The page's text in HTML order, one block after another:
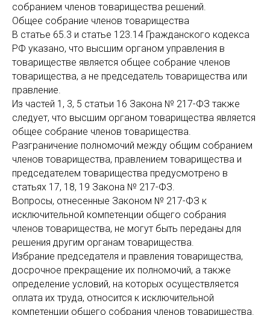
собранием членов товарищества решений.
Общее собрание членов товарищества
В статье 65.3 и статье 123.14 Гражданского кодекса
РФ указано, что высшим органом управления в
товариществе является общее собрание членов
товарищества, а не председатель товарищества или
правление.
Из частей 1, 3, 5 статьи 16 Закона № 217-ФЗ также
следует, что высшим органом товарищества является
общее собрание членов товарищества.
Разграничение полномочий между общим собранием
членов товарищества, правлением товарищества и
председателем товарищества предусмотрено в
статьях 17, 18, 19 Закона № 217-ФЗ.
Вопросы, отнесенные Законом № 217-ФЗ к
исключительной компетенции общего собрания
членов товарищества, не могут быть переданы для
решения другим органам товарищества.
Избрание председателя и правления товарищества,
досрочное прекращение их полномочий, а также
определение условий, на которых осуществляется
оплата их труда, относится к исключительной
компетенции общего собрания членов товарищества.